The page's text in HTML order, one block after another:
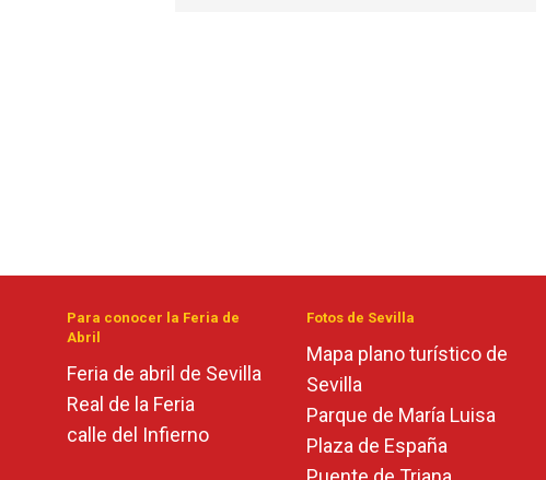
Para conocer la Feria de
Abril
Feria de abril de Sevilla
Real de la Feria
calle del Infierno
Fotos de Sevilla
Mapa plano turístico de
Sevilla
Parque de María Luisa
Plaza de España